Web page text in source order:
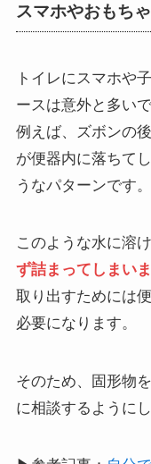
スマホやおもち
トイレにスマホや
ースは意外と多いで
例えば、ズボンの
が便器内に落ちて
うなパターンです。
このような水に溶
ず詰まってしまい
取り出すためには
必要になります。
そのため、固形物
に相談するように